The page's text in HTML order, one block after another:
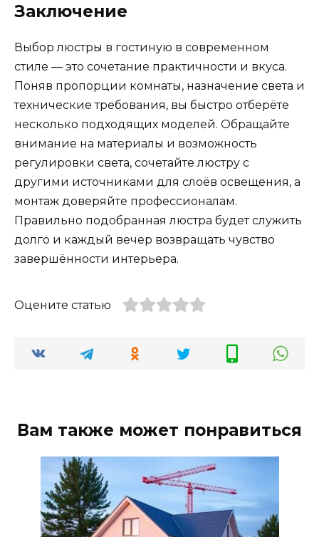
Заключение
Выбор люстры в гостиную в современном
стиле — это сочетание практичности и вкуса.
Поняв пропорции комнаты, назначение света и
технические требования, вы быстро отберёте
несколько подходящих моделей. Обращайте
внимание на материалы и возможность
регулировки света, сочетайте люстру с
другими источниками для слоёв освещения, а
монтаж доверяйте профессионалам.
Правильно подобранная люстра будет служить
долго и каждый вечер возвращать чувство
завершённости интерьера.
Оцените статью
Вам также может понравиться